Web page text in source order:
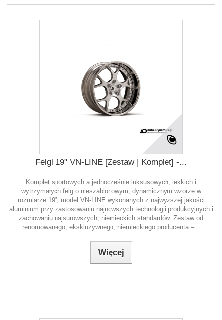
Felgi 19" VN-LINE [Zestaw | Komplet] -...
Komplet sportowych a jednocześnie luksusowych, lekkich i
wytrzymałych felg o nieszablonowym, dynamicznym wzorze w
rozmiarze 19”, model VN-LINE wykonanych z najwyższej jakości
aluminium przy zastosowaniu najnowszych technologii produkcyjnych i
zachowaniu najsurowszych, niemieckich standardów. Zestaw od
renomowanego, ekskluzywnego, niemieckiego producenta –...
Więcej